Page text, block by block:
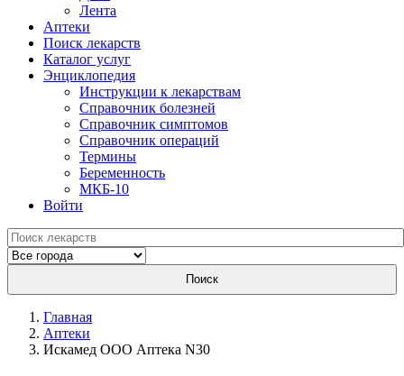
Лента
Аптеки
Поиск лекарств
Каталог услуг
Энциклопедия
Инструкции к лекарствам
Справочник болезней
Справочник симптомов
Справочник операций
Термины
Беременность
МКБ-10
Войти
Поиск
Главная
Аптеки
Искамед ООО Аптека N30